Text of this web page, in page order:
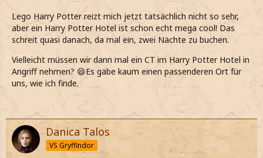
Lego Harry Potter reizt mich jetzt tatsächlich nicht so sehr,
aber ein Harry Potter Hotel ist schon echt mega cool! Das
schreit quasi danach, da mal ein, zwei Nächte zu buchen.
Vielleicht müssen wir dann mal ein CT im Harry Potter Hotel in
Angriff nehmen? 😄Es gäbe kaum einen passenderen Ort für
uns, wie ich finde.
Danica Talos
VS Gryffindor